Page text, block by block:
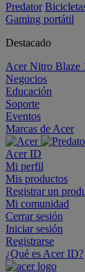
Predator
Gaming portátil
Destacado
Acer Nitro Blaze
Negocios
Educación
Soporte
Eventos
Marcas de Acer
Acer ID
Mi perfil
Mis productos
Registrar un
Mi comunidad
Cerrar sesión
Iniciar sesión
Registrarse
¿Qué es Acer ID?